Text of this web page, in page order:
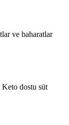
ve baharatlar
Keto dostu süt